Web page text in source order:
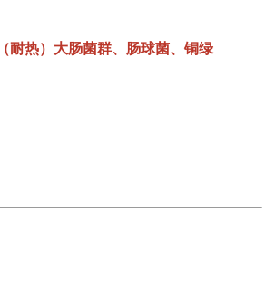
耐热）大肠菌群、肠球菌、铜绿